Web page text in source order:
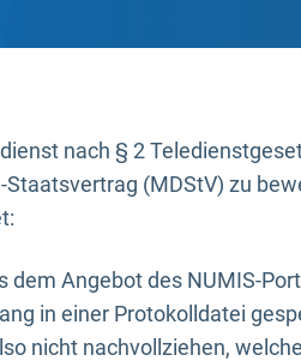
nach § 2
(MDStV) zu
Angebot des NUMIS-
in einer Protokolldatei
nicht nachvollziehen,